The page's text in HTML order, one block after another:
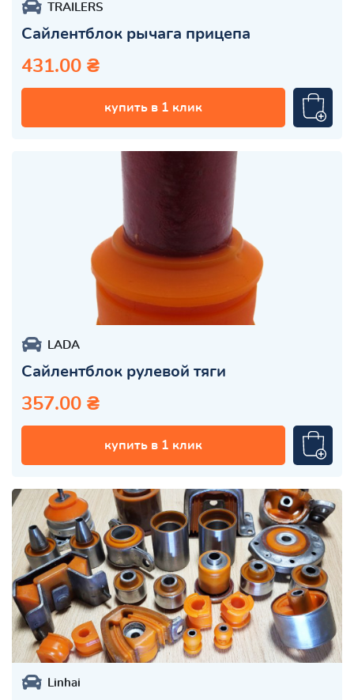
TRAILERS
Сайлентблок рычага прицепа
431.00 ₴
купить в 1 клик
LADA
Сайлентблок рулевой тяги
357.00 ₴
купить в 1 клик
Linhai